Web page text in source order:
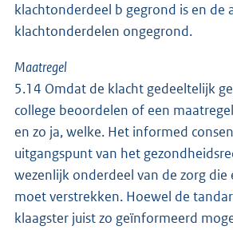
klachtonderdeel b gegrond is en de
klachtonderdelen ongegrond.
Maatregel
5.14 Omdat de klacht gedeeltelijk
college beoordelen of een
en zo ja, welke. Het informed
uitgangspunt van het
wezenlijk onderdeel van de zorg die
moet verstrekken. Hoewel de
klaagster juist zo geïnformeerd